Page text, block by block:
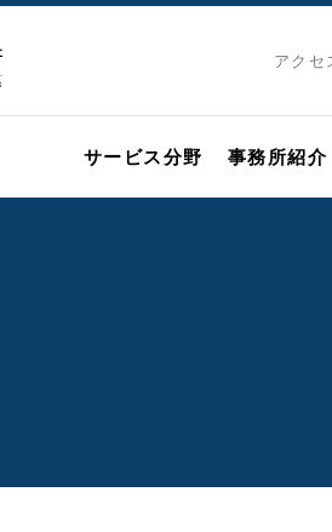
アクセ
サービス分野 事務所紹介